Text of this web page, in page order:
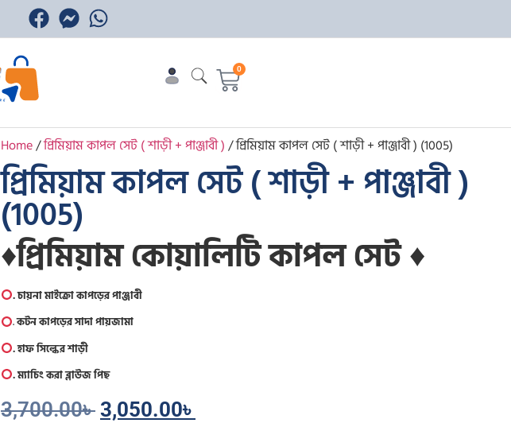
0
Home/প্রিমিয়াম কাপল সেট ( শাড়ী + পাঞ্জাবী )/ প্রিমিয়াম কাপল সেট ( শাড়ী + পাঞ্জাবী ) (1005)
প্রিমিয়াম কাপল সেট ( শাড়ী + পাঞ্জাবী )
(1005)
♦️প্রিমিয়াম কোয়ালিটি কাপল সেট♦️
. চায়না মাইক্রো কাপড়ের পাঞ্জাবী
.কটন কাপড়ের সাদা পায়জামা
. হাফ সিল্কের শাড়ী
.ম্যাচিং করা ব্লাউজ পিছ
3,700.00৳ 3,050.00৳